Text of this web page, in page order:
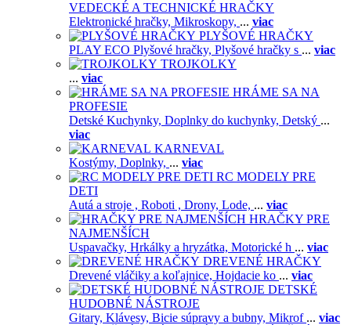
VEDECKÉ A TECHNICKÉ HRAČKY
Elektronické hračky, Mikroskopy, ... viac
PLYŠOVÉ HRAČKY
PLAY ECO Plyšové hračky, Plyšové hračky s ... viac
TROJKOLKY
... viac
HRÁME SA NA
PROFESIE
Detské Kuchynky, Doplnky do kuchynky, Detský ...
viac
KARNEVAL
Kostýmy, Doplnky, ... viac
RC MODELY PRE
DETI
Autá a stroje , Roboti , Drony, Lode, ... viac
HRAČKY PRE
NAJMENŠÍCH
Uspavačky, Hrkálky a hryzátka, Motorické h ... viac
DREVENÉ HRAČKY
Drevené vláčiky a koľajnice, Hojdacie ko ... viac
DETSKÉ
HUDOBNÉ NÁSTROJE
Gitary, Klávesy, Bicie súpravy a bubny, Mikrof ... viac